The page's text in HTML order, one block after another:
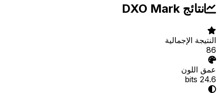
نتائج DXO Mark
النتيجة الإجمالية
86
عمق اللون
24.6 bits